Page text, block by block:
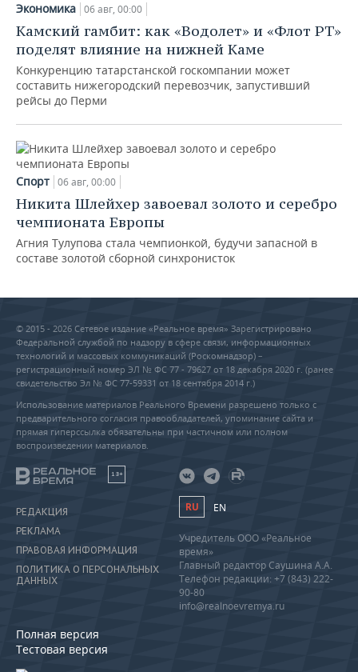
Экономика 06 авг, 00:00
Камский гамбит: как «Водолет» и «Флот РТ»
поделят влияние на нижней Каме
Конкуренцию татарстанской госкомпании может
составить нижегородский перевозчик, запустивший
рейсы до Перми
Спорт 06 авг, 00:00
Никита Шлейхер завоевал золото и серебро
чемпионата Европы
Агния Тулупова стала чемпионкой, будучи запасной в
составе золотой сборной синхронисток
© 2015 - 2026 Сетевое издание «Реальное время» Зарегистрировано
Федеральной службой по надзору в сфере связи, информационных
технологий и массовых коммуникаций (Роскомнадзор) –
регистрационный номер ЭЛ № ФС 77 - 79627 от 18 декабря 2020 г. (ранее
свидетельство Эл № ФС 77-59331 от 18 сентября 2014 г.)
Использование материалов Реального Времени разрешено только с
предварительного согласия правообладателей, упоминание сайта и
прямая гиперссылка обязательны при частичном или полном
воспроизведении материалов.
18+
РЕДАКЦИЯ
РЕКЛАМА
ПРАВОВАЯ ИНФОРМАЦИЯ
ПОЛИТИКА О ПЕРСОНАЛЬНЫХ
ДАННЫХ
Полная версия
Тестовая версия
RU EN
Учредитель ООО «Реальное
время»
Главный редактор Саушина А.А.
Телефон редакции: +7 (843) 222-
90-80
info@realnoevremya.ru